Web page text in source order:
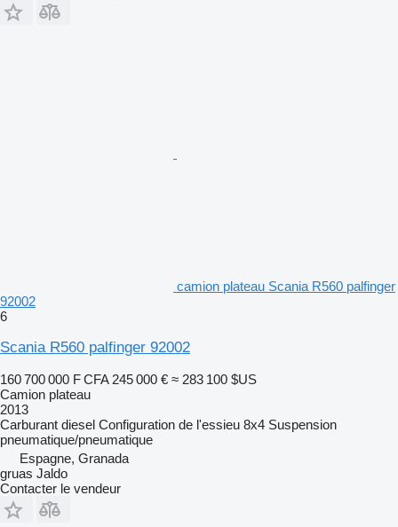
camion plateau Scania R560 palfinger
92002
6
Scania R560 palfinger 92002
160 700 000 F CFA 245 000 € ≈ 283 100 $US
Camion plateau
2013
Carburant diesel Configuration de l'essieu 8x4 Suspension
pneumatique/pneumatique
Espagne, Granada
gruas Jaldo
Contacter le vendeur